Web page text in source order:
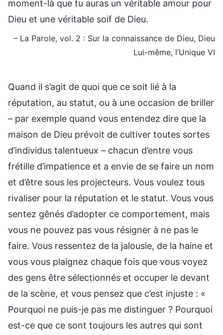
moment-là que tu auras un véritable amour pour
Dieu et une véritable soif de Dieu.
– La Parole, vol. 2 : Sur la connaissance de Dieu, Dieu
Lui-même, l’Unique VI
Quand il s’agit de quoi que ce soit lié à la
réputation, au statut, ou à une occasion de briller
– par exemple quand vous entendez dire que la
maison de Dieu prévoit de cultiver toutes sortes
d’individus talentueux – chacun d’entre vous
frétille d’impatience et a envie de se faire un nom
et d’être sous les projecteurs. Vous voulez tous
rivaliser pour la réputation et le statut. Vous vous
sentez gênés d’adopter ce comportement, mais
vous ne pouvez pas vous résigner à ne pas le
faire. Vous ressentez de la jalousie, de la haine et
vous vous plaignez chaque fois que vous voyez
des gens être sélectionnés et occuper le devant
de la scène, et vous pensez que c’est injuste : «
Pourquoi ne puis-je pas me distinguer ? Pourquoi
est-ce que ce sont toujours les autres qui sont